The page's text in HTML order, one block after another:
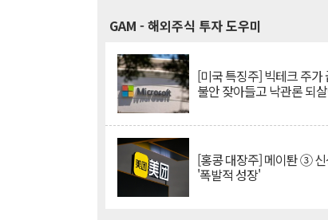
GAM - 해외주식 투자 도우미
[미국 특징주] 빅테크 주가
불안 잦아들고 낙관론 되
[홍콩 대장주] 메이퇀 ③
'폭발적 성장'